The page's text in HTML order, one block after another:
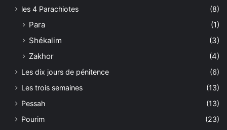
les 4 Parachiotes
(8)
Para
(1)
Shékalim
(3)
Zakhor
(4)
Les dix jours de pénitence
(6)
Les trois semaines
(13)
Pessah
(13)
Pourim
(23)